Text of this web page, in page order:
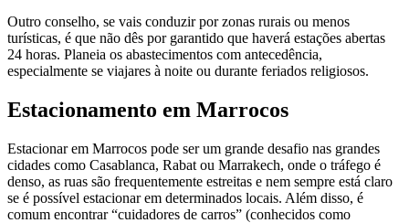
Outro conselho, se vais conduzir por zonas rurais ou menos
turísticas, é que não dês por garantido que haverá estações abertas
24 horas. Planeia os abastecimentos com antecedência,
especialmente se viajares à noite ou durante feriados religiosos.
Estacionamento em Marrocos
Estacionar em Marrocos pode ser um grande desafio nas grandes
cidades como Casablanca, Rabat ou Marrakech, onde o tráfego é
denso, as ruas são frequentemente estreitas e nem sempre está claro
se é possível estacionar em determinados locais. Além disso, é
comum encontrar “cuidadores de carros” (conhecidos como